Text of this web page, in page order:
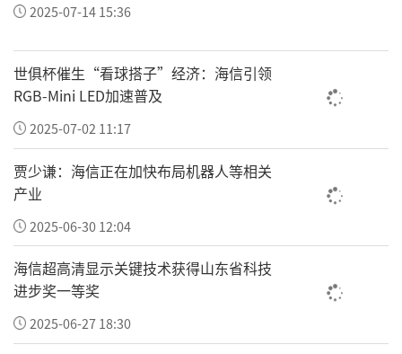
文化展演环节精彩纷呈、浸润人心。白桂生、
韩安才、乌燕、杨萍等文艺工作者登台献艺，
节目形式丰富、主题鲜明。张成安倾情献唱红
色经典歌曲，以嘹亮歌声礼赞祖国盛世；李明
旋演绎国粹京剧经典选段，以传统艺术彰显文
化自信，整场演出氛围庄重热烈、掌声不息。
2025-07-14 15:36
世俱杯催生“看球搭子”经济：海信引领
RGB-Mini LED加速普及
2025-07-02 11:17
贾少谦：海信正在加快布局机器人等相关
产业
2025-06-30 12:04
海信超高清显示关键技术获得山东省科技
进步奖一等奖
2025-06-27 18:30